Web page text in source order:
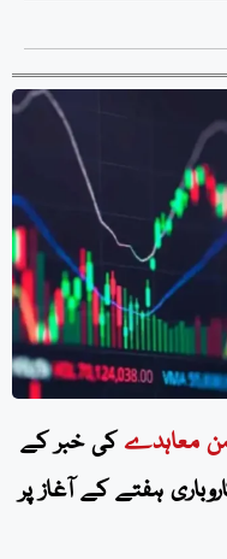
معاہدےکی خبر کے
ہفتے کے آغاز پر